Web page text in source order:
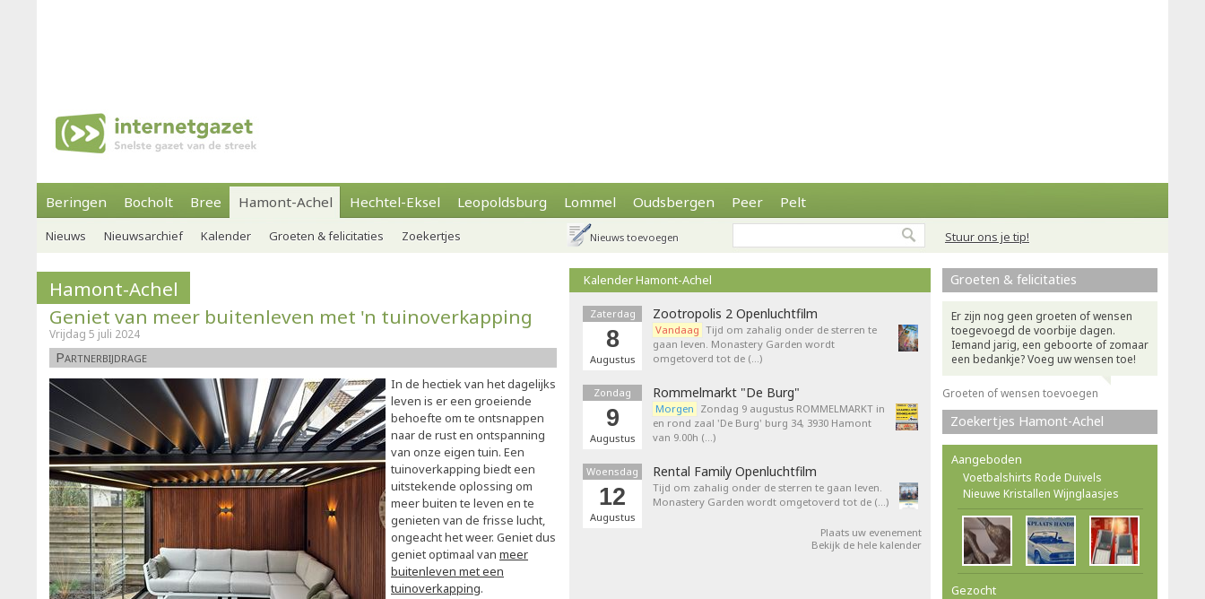
Beringen Bocholt Bree Hamont-Achel Hechtel-Eksel Leopoldsburg Lommel Oudsbergen Peer Pelt
Stuur ons je tip!
Nieuws Nieuwsarchief Kalender Groeten & felicitaties Zoekertjes Nieuws toevoegen
Hamont-Achel
Geniet van meer buitenleven met 'n tuinoverkapping
Vrijdag 5 juli 2024
Partnerbijdrage
In de hectiek van het dagelijks
leven is er een groeiende
behoefte om te ontsnappen
naar de rust en ontspanning
van onze eigen tuin. Een
tuinoverkapping biedt een
uitstekende oplossing om
meer buiten te leven en te
genieten van de frisse lucht,
ongeacht het weer. Geniet dus
geniet optimaal van meer
buitenleven met een
tuinoverkapping.
Kalender Hamont-Achel
Zaterdag
8
Augustus
Zootropolis 2 Openluchtfilm
Vandaag Tijd om zahalig onder de sterren te
gaan leven. Monastery Garden wordt
omgetoverd tot de (…)
Zondag
9
Augustus
Rommelmarkt "De Burg"
Morgen Zondag 9 augustus ROMMELMARKT in
en rond zaal 'De Burg' burg 34, 3930 Hamont
van 9.00h (…)
Woensdag
12
Augustus
Rental Family Openluchtfilm
Tijd om zahalig onder de sterren te gaan leven.
Monastery Garden wordt omgetoverd tot de (…)
Plaats uw evenement
Bekijk de hele kalender
Groeten & felicitaties
Er zijn nog geen groeten of wensen
toegevoegd de voorbije dagen.
Iemand jarig, een geboorte of zomaar
een bedankje? Voeg uw wensen toe!
Groeten of wensen toevoegen
Zoekertjes Hamont-Achel
Aangeboden
Voetbalshirts Rode Duivels
Nieuwe Kristallen Wijnglaasjes
Gezocht